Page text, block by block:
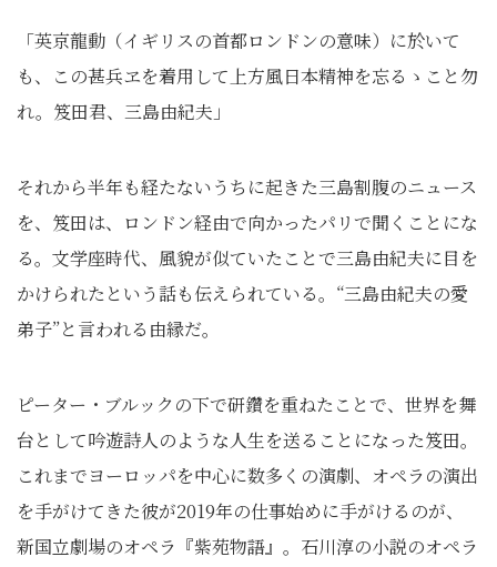
「英京龍動（イギリスの首都ロンドンの意味）に於いて
も、この甚兵ヱを着用して上方風日本精神を忘るゝこと勿
れ。笈田君、三島由紀夫」
それから半年も経たないうちに起きた三島割腹のニュース
を、笈田は、ロンドン経由で向かったパリで聞くことにな
る。文学座時代、風貌が似ていたことで三島由紀夫に目を
かけられたという話も伝えられている。“三島由紀夫の愛
弟子”と言われる由縁だ。
ピーター・ブルックの下で研鑽を重ねたことで、世界を舞
台として吟遊詩人のような人生を送ることになった笈田。
これまでヨーロッパを中心に数多くの演劇、オペラの演出
を手がけてきた彼が2019年の仕事始めに手がけるのが、
新国立劇場のオペラ『紫苑物語』。石川淳の小説のオペラ